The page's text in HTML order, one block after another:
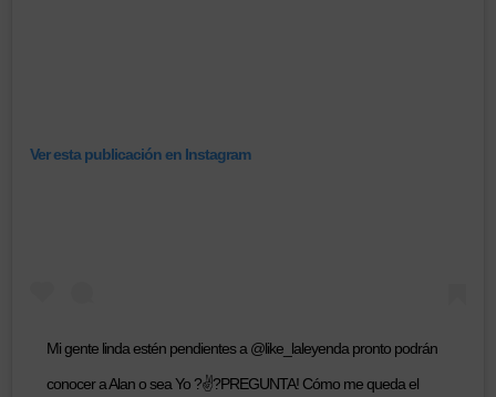
Ver esta publicación en Instagram
Mi gente linda estén pendientes a @like_laleyenda pronto podrán
conocer a Alan o sea Yo ?✌?PREGUNTA! Cómo me queda el